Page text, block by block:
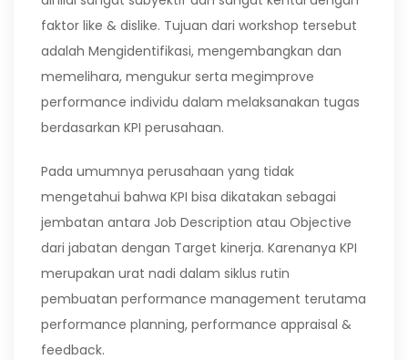
faktor like & dislike. Tujuan dari workshop tersebut
adalah Mengidentifikasi, mengembangkan dan
memelihara, mengukur serta megimprove
performance individu dalam melaksanakan tugas
berdasarkan KPI perusahaan.
Pada umumnya perusahaan yang tidak
mengetahui bahwa KPI bisa dikatakan sebagai
jembatan antara Job Description atau Objective
dari jabatan dengan Target kinerja. Karenanya KPI
merupakan urat nadi dalam siklus rutin
pembuatan performance management terutama
performance planning, performance appraisal &
feedback.